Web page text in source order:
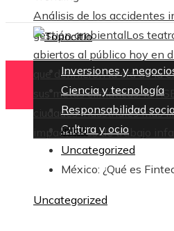
Análisis de los accidentes
gestión ambientalLos
abiertos al público hoy en
que definieron la era de la
sus metas climáticas: la
ciudades industriales más
impactantes de trabajo
Inversiones y
Ciencia y tecnología
Responsabilidad
Cultura y ocio
Inicio
Uncategorized
México: ¿Qué es
Uncategorized